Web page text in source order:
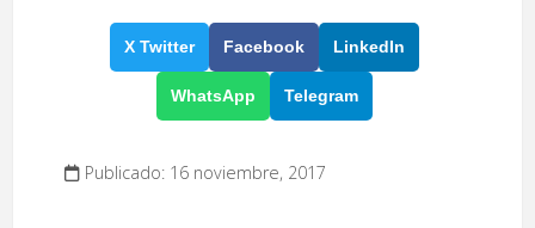
X Twitter Facebook LinkedIn
WhatsApp Telegram
Publicado: 16 noviembre, 2017